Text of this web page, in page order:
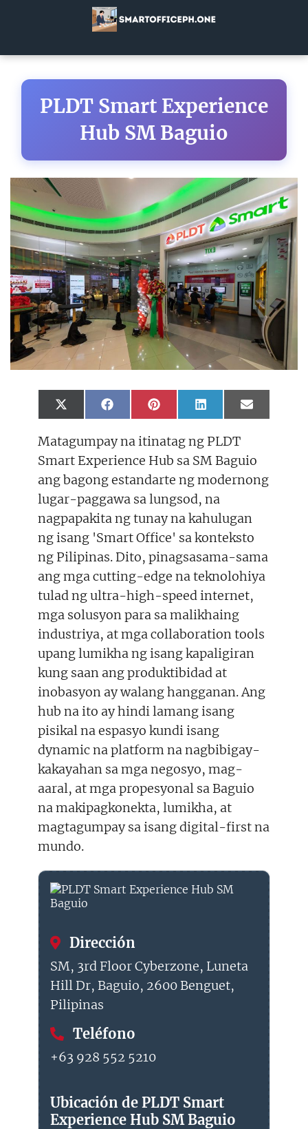
PLDT Smart Experience
Hub SM Baguio
Share
on
X
(
w
t
t
e
r
Share
on
F
a
e
b
o
o
k
Share
on
P
i
t
r
e
s
t
Share
on
L
i
k
e
d
I
n
Share
on
E
m
Matagumpay na itinatag ng PLDT
Smart Experience Hub sa SM Baguio
ang bagong estandarte ng modernong
lugar-paggawa sa lungsod, na
nagpapakita ng tunay na kahulugan
ng isang 'Smart Office' sa konteksto
ng Pilipinas. Dito, pinagsasama-sama
ang mga cutting-edge na teknolohiya
tulad ng ultra-high-speed internet,
mga solusyon para sa malikhaing
industriya, at mga collaboration tools
upang lumikha ng isang kapaligiran
kung saan ang produktibidad at
inobasyon ay walang hangganan. Ang
hub na ito ay hindi lamang isang
pisikal na espasyo kundi isang
dynamic na platform na nagbibigay-
kakayahan sa mga negosyo, mag-
aaral, at mga propesyonal sa Baguio
na makipagkonekta, lumikha, at
magtagumpay sa isang digital-first na
mundo.
Dirección
SM, 3rd Floor Cyberzone, Luneta
Hill Dr, Baguio, 2600 Benguet,
Pilipinas
Teléfono
+63 928 552 5210
Ubicación de PLDT Smart
Experience Hub SM Baguio